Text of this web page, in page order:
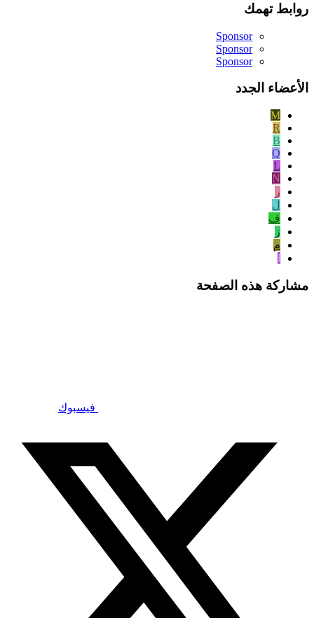
روابط تهمك
Sponsor
Sponsor
Sponsor
الأعضاء الجدد
M
R
B
Q
L
N
ر
ل
ف
ز
م
مشاركة هذه الصفحة
فيسبوك